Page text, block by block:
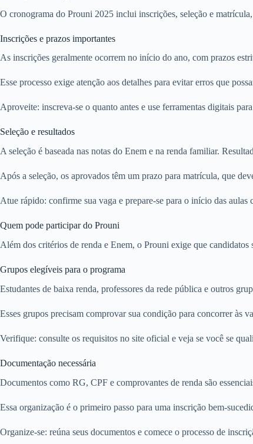
O cronograma do Prouni 2025 inclui inscrições, seleção e
Inscrições e prazos importantes
As inscrições geralmente ocorrem no início do ano, com prazos
Esse processo exige atenção aos detalhes para evitar erros que
Aproveite: inscreva-se o quanto antes e use ferramentas digitais
Seleção e resultados
A seleção é baseada nas notas do Enem e na renda familiar.
Após a seleção, os aprovados têm um prazo para matrícula, que
Atue rápido: confirme sua vaga e prepare-se para o início das aulas
Quem pode participar do Prouni
Além dos critérios de renda e Enem, o Prouni exige que
Grupos elegíveis para o programa
Estudantes de baixa renda, professores da rede pública e outros
Esses grupos precisam comprovar sua condição para concorrer às
Verifique: consulte os requisitos no site oficial e veja se você se
Documentação necessária
Documentos como RG, CPF e comprovantes de renda são
Essa organização é o primeiro passo para uma inscrição bem-
Organize-se: reúna seus documentos e comece o processo de